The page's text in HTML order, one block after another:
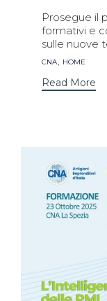
Prosegue il
formativi e
sulle nuove
Tags
CNA, HOME
Read More